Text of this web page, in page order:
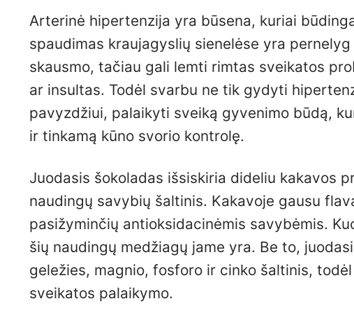
Arterinė hipertenzija yra būsena, kuriai
spaudimas kraujagyslių sienelėse yra
skausmo, tačiau gali lemti rimtas sveikatos
ar insultas. Todėl svarbu ne tik gydyti
pavyzdžiui, palaikyti sveiką gyvenimo būdą,
ir tinkamą kūno svorio kontrolę.
Juodasis šokoladas išsiskiria dideliu kakavos
naudingų savybių šaltinis. Kakavoje gausu
pasižyminčių antioksidacinėmis savybėmis.
šių naudingų medžiagų jame yra. Be to,
geležies, magnio, fosforo ir cinko šaltinis,
sveikatos palaikymo.